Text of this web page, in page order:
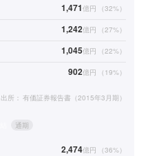
1,471億円 （32%）
1,242億円 （27%）
1,045億円 （22%）
902億円 （ 19%）
出所： 有価証券報告書（2015年3月期）
通期
2,474億円 （36%）